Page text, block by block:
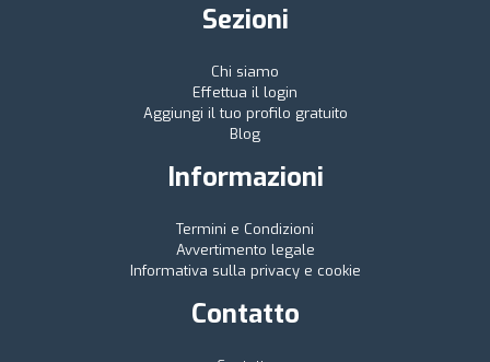
Sezioni
Chi siamo
Effettua il login
Aggiungi il tuo profilo gratuito
Blog
Informazioni
Termini e Condizioni
Avvertimento legale
Informativa sulla privacy e cookie
Contatto